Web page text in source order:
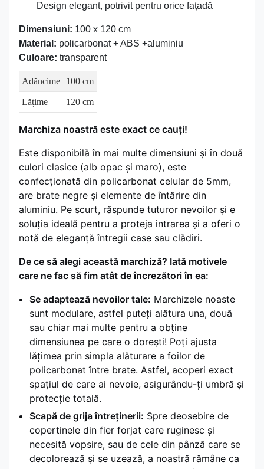
· Design elegant, potrivit pentru orice fațadă
Dimensiuni: 100 x 120 cm
Material: policarbonat + ABS +aluminiu
Culoare: transparent
Adăncime 100 cm
Lățime 120 cm
Marchiza noastră este exact ce cauți!
Este disponibilă în mai multe dimensiuni și în două
culori clasice (alb opac și maro), este
confecționată din policarbonat celular de 5mm,
are brate negre și elemente de întărire din
aluminiu. Pe scurt, răspunde tuturor nevoilor și e
soluția ideală pentru a proteja intrarea și a oferi o
notă de eleganță întregii case sau clădiri.
De ce să alegi această marchiză? Iată motivele
care ne fac să fim atât de încrezători în ea:
Se adaptează nevoilor tale: Marchizele noaste
sunt modulare, astfel puteți alătura una, două
sau chiar mai multe pentru a obține
dimensiunea pe care o dorești! Poți ajusta
lățimea prin simpla alăturare a foilor de
policarbonat între brate. Astfel, acoperi exact
spațiul de care ai nevoie, asigurându-ți umbră și
protecție totală.
Scapă de grija întreținerii: Spre deosebire de
copertinele din fier forjat care ruginesc și
necesită vopsire, sau de cele din pânză care se
decolorează și se uzează, a noastră rămâne ca